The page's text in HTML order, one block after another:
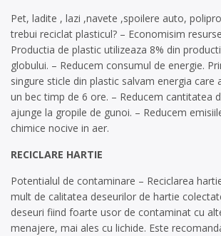
Pet, ladite , lazi ,navete ,spoilere auto,
trebui reciclat plasticul? – Economisim
Productia de plastic utilizeaza 8% din
globului. – Reducem consumul de energie.
singure sticle din plastic salvam energia care
un bec timp de 6 ore. – Reducem cantitatea
ajunge la gropile de gunoi. – Reducem
chimice nocive in aer.
RECICLARE HARTIE
Potentialul de contaminare – Reciclarea
mult de calitatea deseurilor de hartie
deseuri fiind foarte usor de contaminat cu
menajere, mai ales cu lichide. Este